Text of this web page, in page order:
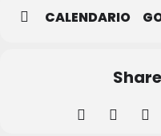
CALENDARIO